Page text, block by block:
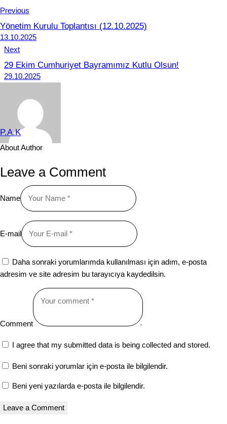
Previous
Yönetim Kurulu Toplantısı (12.10.2025)
13.10.2025
Next
29 Ekim Cumhuriyet Bayramımız Kutlu Olsun!
29.10.2025
P.A.K
About Author
Leave a Comment
Name
E-mail
Daha sonraki yorumlarımda kullanılması için adım, e-posta
adresim ve site adresim bu tarayıcıya kaydedilsin.
Comment
I agree that my submitted data is being collected and stored.
Beni sonraki yorumlar için e-posta ile bilgilendir.
Beni yeni yazılarda e-posta ile bilgilendir.